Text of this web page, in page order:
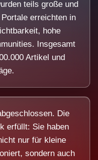
teils große und
erreichten in
hohe
Insgesamt
Artikel und
Die
erfüllt: Sie haben
nur für kleine
sondern auch